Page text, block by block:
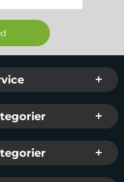
och länkar